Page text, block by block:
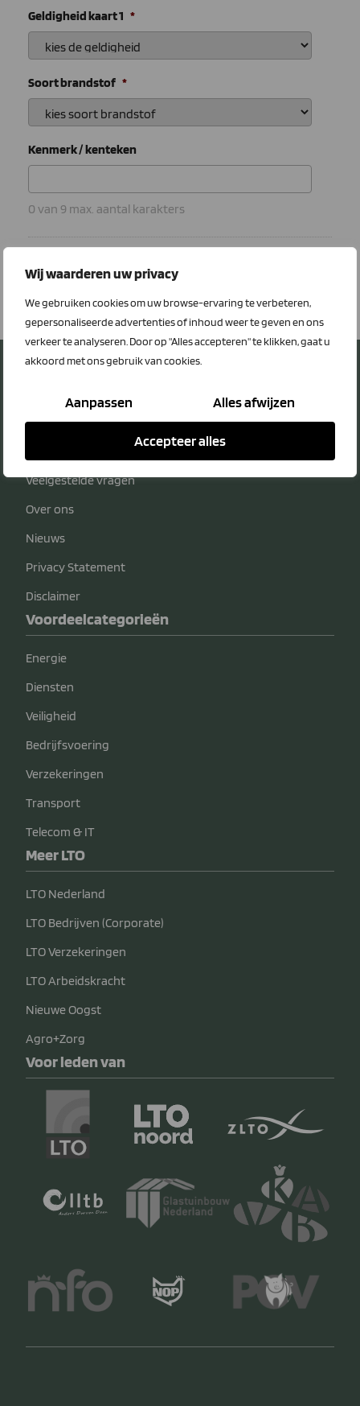
Wij waarderen uw privacy
We gebruiken cookies om uw browse-ervaring te verbeteren,
gepersonaliseerde advertenties of inhoud weer te geven en ons
verkeer te analyseren. Door op "Alles accepteren" te klikken, gaat u
akkoord met ons gebruik van cookies.
Aanpassen Alles afwijzen
Accepteer alles
Geldigheid kaart 1 *
Soort brandstof *
Kenmerk / kenteken
0 van 9 max. aantal karakters
Over LTO Ledenvoordeel
Veelgestelde vragen
Over ons
Nieuws
Privacy Statement
Disclaimer
Voordeelcategorieën
Energie
Diensten
Veiligheid
Bedrijfsvoering
Verzekeringen
Transport
Telecom & IT
Meer LTO
LTO Nederland
LTO Bedrijven (Corporate)
LTO Verzekeringen
LTO Arbeidskracht
Nieuwe Oogst
Agro+Zorg
Voor leden van